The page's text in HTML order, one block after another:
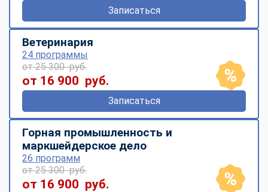
Записаться
Ветеринария
24 программы
от 25 300 руб.
от 16 900 руб.
Записаться
Горная промышленность и
маркшейдерское дело
26 программ
от 25 300 руб.
от 16 900 руб.